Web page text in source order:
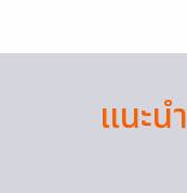
แนะนำ